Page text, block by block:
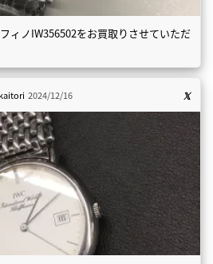
ィノIW356502をお買取りさせていただ
2024/12/16